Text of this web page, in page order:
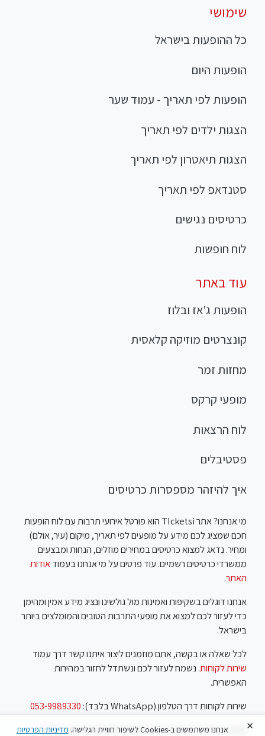
שימושי
כל ההופעות בישראל
הופעות היום
הופעות לפי תאריך - עמוד שער
הצגות ילדים לפי תאריך
הצגות תיאטרון לפי תאריך
סטנדאפ לפי תאריך
כרטיסים נגישים
לוח חופשות
עוד באתר
הופעות ג'אז ובלוז
קונצרטים מוזיקה קלאסית
מחזות זמר
מופעי קרקס
לוח הרצאות
פסטיבלים
איך להיזהר מספסרות כרטיסים
מי אנחנו? אתר TIcketsi הוא פורטל אירועי תרבות עם לוח הופעות
חכם שמציג לכם מידע על מופעים לפי תאריך, מיקום (עיר, אולם)
ומחיר. נדאג למצוא כרטיסים במחירים מוזלים, הנחות ומבצעים
ממשרדי כרטיסים רשמיים. עוד פרטים על מי אנחנו בעמודאודות
האתר.
אנחנו דוגלים בשקיפות ואמינות מול גולשינו ונציג מידע אמין ומהימן
כדי לעזור לכם למצוא את מופעי התרבות הטובים והמומלצים ביותר
בישראל.
לכל שאלה או בקשה, אתם מוזמנים ליצור איתנו קשר דרך עמוד
שירות לקוחות. נשמח לעזור לכם ונשתדל לחזור במהירות
האפשרית.
שירות לקוחות דרך הטלפון (WhatsApp בלבד):
053-9989330
שעות פעילות: ראשון עד חמישי 10:00-18:00, שישי שבת סגור × אנחנו משתמשים ב-Cookies לשיפור חוויית הגלישה. מדיניות הפרטיות